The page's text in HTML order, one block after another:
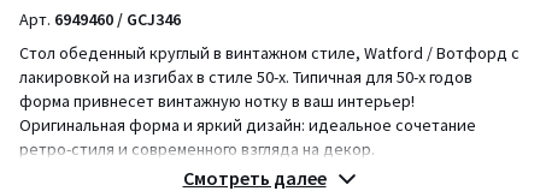
Арт. 6949460 / GCJ346
Стол обеденный круглый в винтажном стиле, Watford / Вотфорд с
лакировкой на изгибах в стиле 50-х. Типичная для 50-х годов
форма привнесет винтажную нотку в ваш интерьер!
Оригинальная форма и яркий дизайн: идеальное сочетание
ретро-стиля и современного взгляда на декор.
Смотреть далее